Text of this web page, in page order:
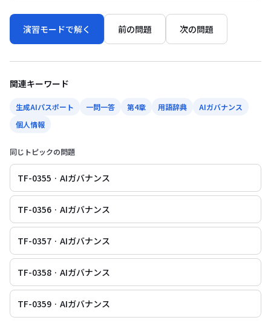
演習モードで解く 前の問題 次の問題
関連キーワード
生成AIパスポート 一問一答 第4章 用語辞典
AIガバナンス
個人情報
同じトピックの問題
TF-0355 · AIガバナンス
TF-0356 · AIガバナンス
TF-0357 · AIガバナンス
TF-0358 · AIガバナンス
TF-0359 · AIガバナンス